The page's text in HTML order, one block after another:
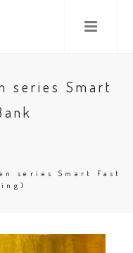
series Smart
series Smart Fast